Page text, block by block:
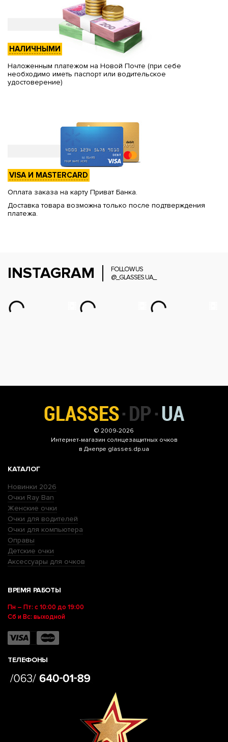
НАЛИЧНЫМИ
Наложенным платежом на Новой Почте (при себе
необходимо иметь паспорт или водительское
удостоверение)
VISA И MASTERCARD
Оплата заказа на карту Приват Банка.
Доставка товара возможна только после подтверждения
платежа.
INSTAGRAM
FOLLOW US
@_GLASSES.UA_
© 2009-2026
Интернет-магазин солнцезащитных очков
в Днепре glasses.dp.ua
КАТАЛОГ
Новинки 2026
Очки Ray Ban
Женские очки
Очки для водителей
Очки для компьютера
Оправы
Детские очки
Аксессуары для очков
ВРЕМЯ РАБОТЫ
Пн – Пт: с 10:00 до 19:00
Сб и Вс: выходной
ТЕЛЕФОНЫ